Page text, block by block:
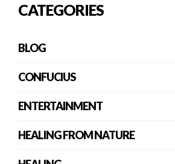
CATEGORIES
BLOG
CONFUCIUS
ENTERTAINMENT
HEALING FROM NATURE